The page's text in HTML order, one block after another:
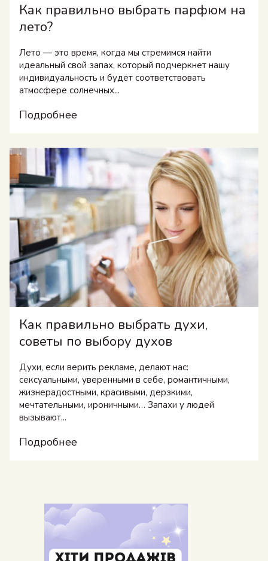
Как правильно выбрать парфюм на
лето?
Лето — это время, когда мы стремимся найти
идеальный свой запах, который подчеркнет нашу
индивидуальность и будет соответствовать
атмосфере солнечных...
Подробнее
Как правильно выбрать духи,
советы по выбору духов
Духи, если верить рекламе, делают нас:
сексуальными, уверенными в себе, романтичными,
жизнерадостными, красивыми, дерзкими,
мечтательными, ироничными… Запахи у людей
вызывают...
Подробнее